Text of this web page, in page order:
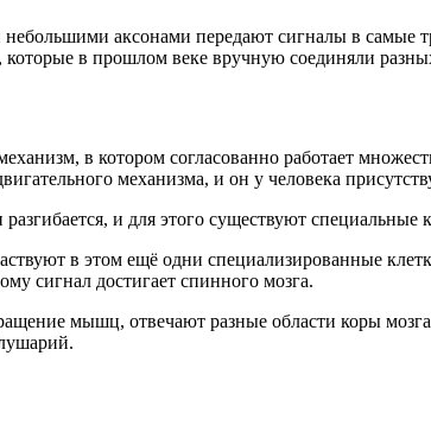
аксонами передают сигналы в самые
в прошлом веке вручную соединяли
в котором согласованно работает
механизма, и он у человека
и для этого существуют специальные
в этом ещё одни специализированные
сигнал достигает спинного мозга.
мышц, отвечают разные области коры